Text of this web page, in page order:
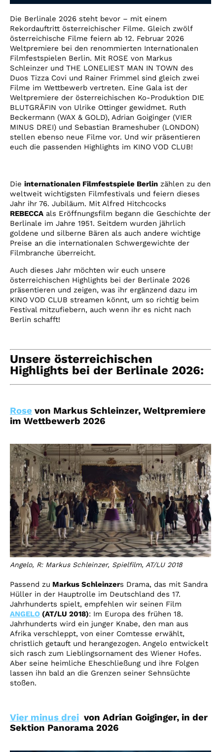
Account
Suche
Die Berlinale 2026 steht bevor – mit einem
Rekordauftritt österreichischer Filme. Gleich zwölf
österreichische Filme feiern ab 12. Februar 2026
Weltpremiere bei den renommierten Internationalen
Filmfestspielen Berlin. Mit ROSE von Markus
Schleinzer und THE LONELIEST MAN IN TOWN des
Duos Tizza Covi und Rainer Frimmel sind gleich zwei
Filme im Wettbewerb vertreten. Eine Gala ist der
Weltpremiere der österreichischen Ko-Produktion DIE
BLUTGRÄFIN von Ulrike Ottinger gewidmet. Ruth
Beckermann (WAX & GOLD), Adrian Goiginger (VIER
MINUS DREI) und Sebastian Brameshuber (LONDON)
stellen ebenso neue Filme vor. Und wir präsentieren
euch die passenden Highlights im KINO VOD CLUB!
Die internationalen Filmfestspiele Berlin zählen zu den
weltweit wichtigsten Filmfestivals und feiern dieses
Jahr ihr 76. Jubiläum. Mit Alfred Hitchcocks
REBECCA als Eröffnungsfilm begann die Geschichte der
Berlinale im Jahre 1951. Seitdem wurden jährlich
goldene und silberne Bären als auch andere wichtige
Preise an die internationalen Schwergewichte der
Filmbranche überreicht.
Auch dieses Jahr möchten wir euch unsere
österreichischen Highlights bei der Berlinale 2026
präsentieren und zeigen, was ihr ergänzend dazu im
KINO VOD CLUB streamen könnt, um so richtig beim
Festival mitzufiebern, auch wenn ihr es nicht nach
Berlin schafft!
Unsere österreichischen
Highlights bei der Berlinale 2026:
Rose von Markus Schleinzer, Weltpremiere
im Wettbewerb 2026
Angelo, R: Markus Schleinzer, Spielfilm, AT/LU 2018
Passend zu Markus Schleinzers Drama, das mit Sandra
Hüller in der Hauptrolle im Deutschland des 17.
Jahrhunderts spielt, empfehlen wir seinen Film
ANGELO (AT/LU 2018): Im Europa des frühen 18.
Jahrhunderts wird ein junger Knabe, den man aus
Afrika verschleppt, von einer Comtesse erwählt,
christlich getauft und herangezogen. Angelo entwickelt
sich rasch zum Lieblingsornament des Wiener Hofes.
Aber seine heimliche Eheschließung und ihre Folgen
lassen ihn bald an die Grenzen seiner Sehnsüchte
stoßen.
Vier minus drei von Adrian Goiginger, in der
Sektion Panorama 2026